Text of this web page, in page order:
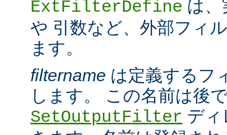
ExtFilterDefine は
や 引数など、外部フィ
ます。
filtername は定義するフ
します。 この名前は後
SetOutputFilter デ